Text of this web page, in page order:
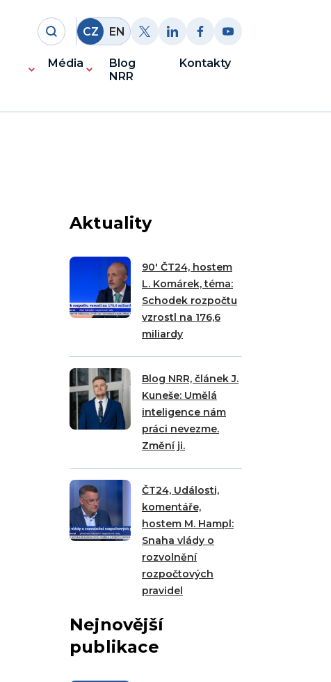
CZ EN
Média
Blog
NRR
Kontakty
Aktuality
90′ ČT24, hostem
L. Komárek, téma:
Schodek rozpočtu
vzrostl na 176,6
miliardy
Blog NRR, článek J.
Kuneše: Umělá
inteligence nám
práci nevezme.
Změní ji.
ČT24, Události,
komentáře,
hostem M. Hampl:
Snaha vlády o
rozvolnění
rozpočtových
pravidel
Nejnovější
publikace